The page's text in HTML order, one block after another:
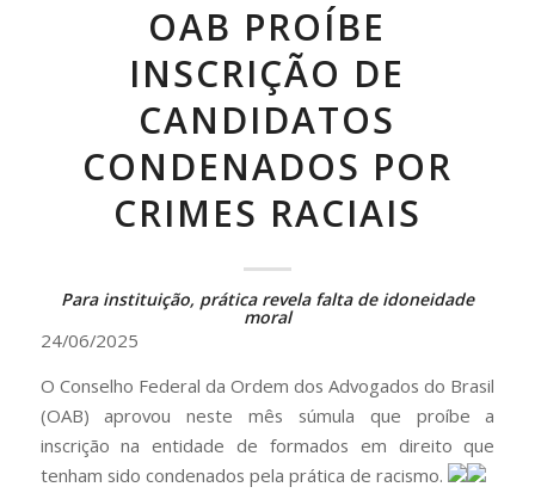
OAB PROÍBE
INSCRIÇÃO DE
CANDIDATOS
CONDENADOS POR
CRIMES RACIAIS
Para instituição, prática revela falta de idoneidade
moral
24/06/2025
O Conselho Federal da Ordem dos Advogados do Brasil
(OAB) aprovou neste mês súmula que proíbe a
inscrição na entidade de formados em direito que
tenham sido condenados pela prática de racismo.